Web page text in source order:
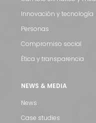
Contacto
Innovación y tecnología
Personas
Compromiso social
Ética y transparencia
NEWS & MEDIA
News
Case studies